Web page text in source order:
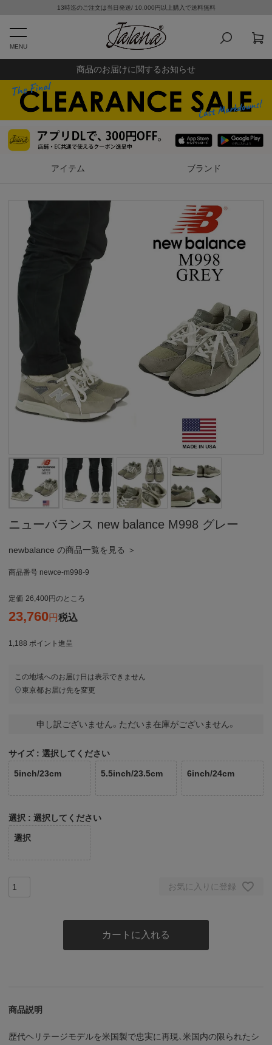
13時迄のご注文は当日発送/ 10,000円以上購入で送料無料
MENU
商品のお届けに関するお知らせ
アイテム ブランド
ニューバランス new balance M998 グレー
newbalance の商品一覧を見る ＞
商品番号 newce-m998-9
定価 26,400 のところ
23,760 税込
1,188 ポイント進呈
この地域へのお届け日は表示できません
東京都お届け先を変更
申し訳ございません。ただいま在庫がございません。
サイズ 選択してください
5inch/23cm 5.5inch/23.5cm 6inch/24cm
選択 選択してください
選択
お気に入りに登録
カートに入れる
商品説明
歴代ヘリテージモデルを米国製で忠実に再現、米国内の限られたシ